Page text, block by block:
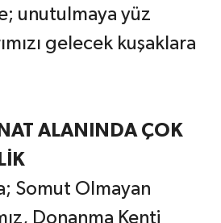
unutulmaya yüz
gelecek kuşaklara
ALANINDA ÇOK
Somut Olmayan
Donanma Kenti